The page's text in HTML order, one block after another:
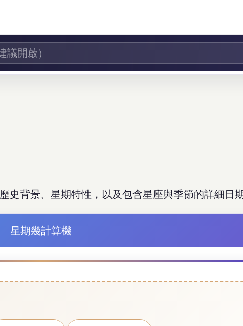
背景、星期特性，以及包含星座與季節的詳細日期
星期幾計算機